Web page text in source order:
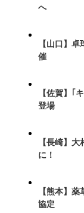
へ
【山口】
催
【佐賀】｢
登場
【長崎】
に！
【熊本】
協定